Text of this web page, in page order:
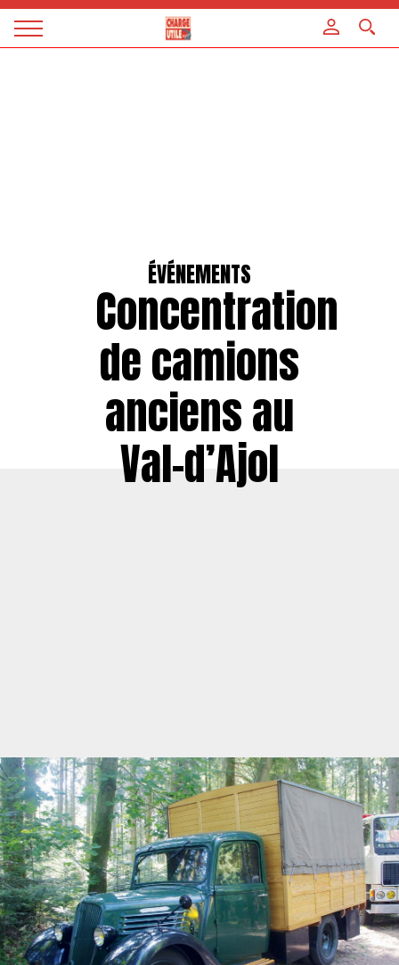
Magazine
ÉVÉNEMENTS
Concentration
de camions
anciens au
Val-d’Ajol
Panneau de gestion des cookies